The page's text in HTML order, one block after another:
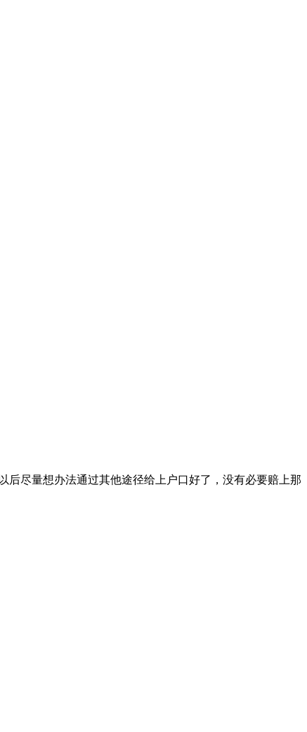
尽量想办法通过其他途径给上户口好了，没有必要赔上那